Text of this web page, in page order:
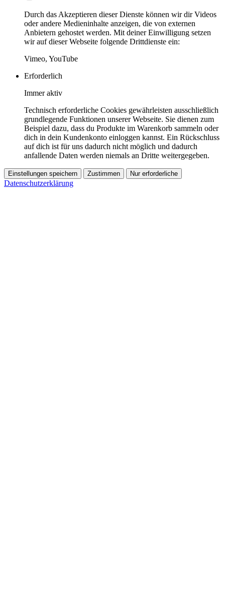
Durch das Akzeptieren dieser Dienste können wir dir Videos
oder andere Medieninhalte anzeigen, die von externen
Anbietern gehostet werden. Mit deiner Einwilligung setzen
wir auf dieser Webseite folgende Drittdienste ein:
Vimeo, YouTube
Erforderlich
Immer aktiv
Technisch erforderliche Cookies gewährleisten ausschließlich
grundlegende Funktionen unserer Webseite. Sie dienen zum
Beispiel dazu, dass du Produkte im Warenkorb sammeln oder
dich in dein Kundenkonto einloggen kannst. Ein Rückschluss
auf dich ist für uns dadurch nicht möglich und dadurch
anfallende Daten werden niemals an Dritte weitergegeben.
Einstellungen speichern Zustimmen Nur erforderliche
Datenschutzerklärung